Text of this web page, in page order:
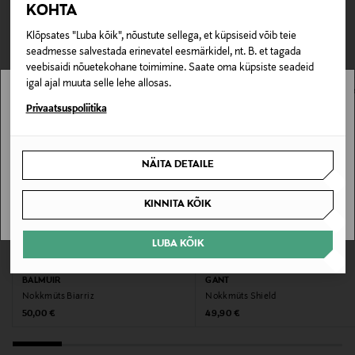
KOHTA
Klõpsates "Luba kõik", nõustute sellega, et küpsiseid võib teie
seadmesse salvestada erinevatel eesmärkidel, nt. B. et tagada
veebisaidi nõuetekohane toimimine. Saate oma küpsiste seadeid
igal ajal muuta selle lehe allosas.
Privaatsuspoliitika
NÄITA DETAILE
KINNITA KÕIK
LUBA KÕIK
olukordadega. Reguleeritav tagaosa tagab mugava
Tootenumber
178427272
100% puuvill
Värv
56
Tootjamaa
BULGAARIA
Tarnimine pakiautomaati või postkontorisse
TEISED KLIENDID
VAATASID KA
BALMUIR
Nokkmüts Biarriz
Original Price
50,00 €
GANT
Nokkmüts Shield
Original Price
49,90 €
Stockmann pole Sinu riigis saadaval.
SAAN ARU